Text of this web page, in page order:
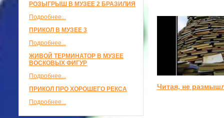
РОЗЫГРЫШ В МУЗЕЕ 2 БРАЗИЛИЯ
Подробнее...
ПРИКОЛ В МУЗЕЕ 3
Подробнее...
ЖИВОЙ ТЕРМИНАТОР В МУЗЕЕ
ВОСКОВЫХ ФИГУР
Подробнее...
ПРИКОЛ ПРО ХОРОШЕГО РЕКСА
Подробнее...
Читая, не